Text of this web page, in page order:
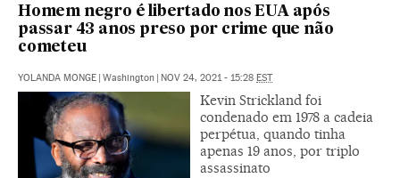
Homem negro é libertado nos EUA após
passar 43 anos preso por crime que não
cometeu
YOLANDA MONGE Washington NOV 24, 2021 - 15:28 EST
Kevin Strickland foi
condenado em 1978 a cadeia
perpétua, quando tinha
apenas 19 anos, por triplo
assassinato